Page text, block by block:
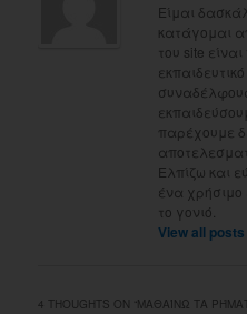
Είμαι
κατάγομαι
του site
παρέχουμε
Ελπίζω και
ένα χρήσιμο
το γονιό.
View all
4 THOUGHTS ON “ΜΑΘΑΊΝΩ ΤΑ